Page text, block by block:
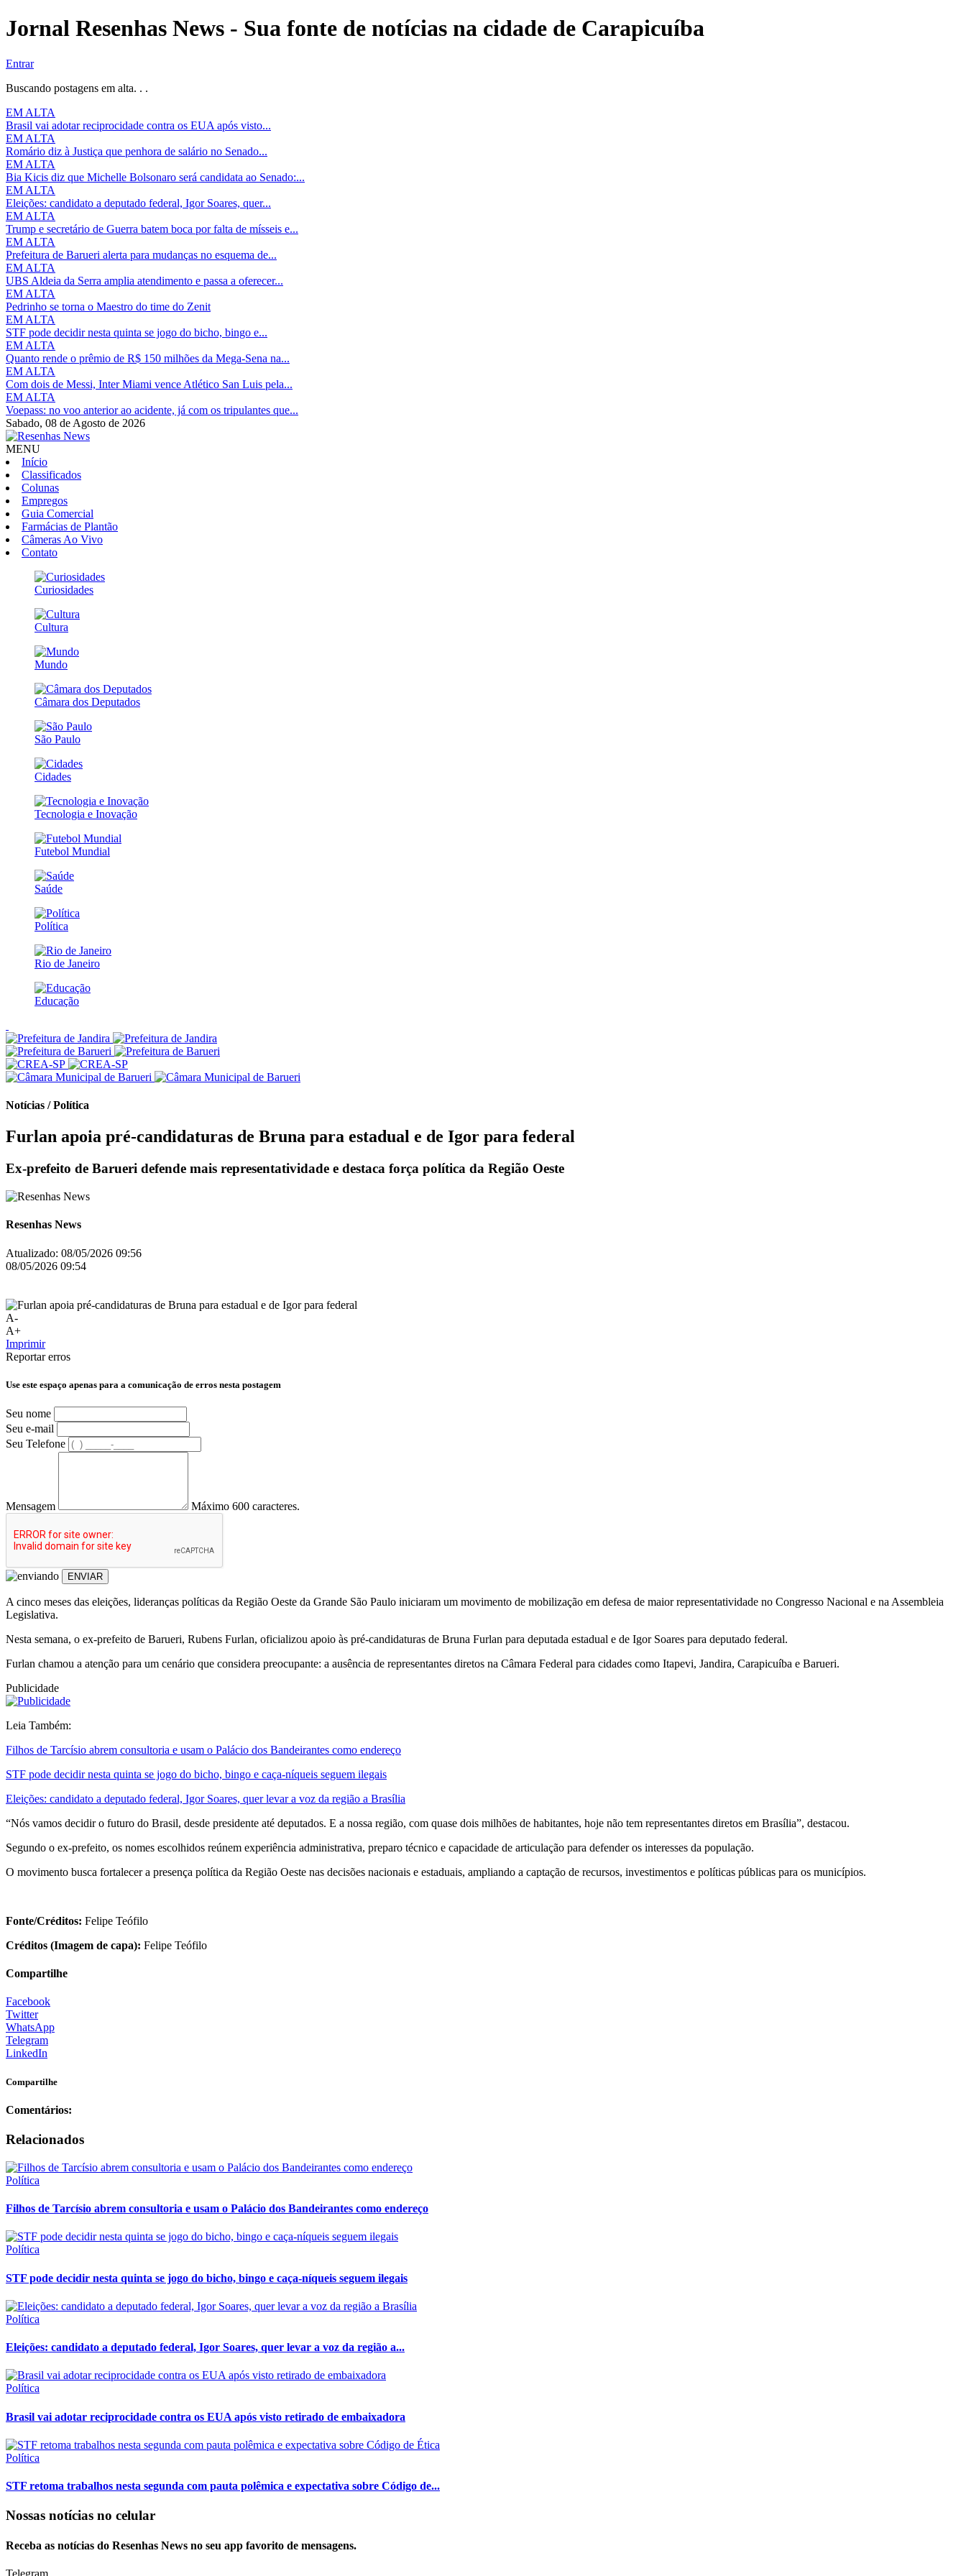
Jornal Resenhas News - Sua fonte de notícias na cidade de Carapicuíba
Entrar
Buscando postagens em alta. . .
EM ALTA
Brasil vai adotar reciprocidade contra os EUA após visto...
EM ALTA
Romário diz à Justiça que penhora de salário no Senado...
EM ALTA
Bia Kicis diz que Michelle Bolsonaro será candidata ao Senado:...
EM ALTA
Eleições: candidato a deputado federal, Igor Soares, quer...
EM ALTA
Trump e secretário de Guerra batem boca por falta de mísseis e...
EM ALTA
Prefeitura de Barueri alerta para mudanças no esquema de...
EM ALTA
UBS Aldeia da Serra amplia atendimento e passa a oferecer...
EM ALTA
Pedrinho se torna o Maestro do time do Zenit
EM ALTA
STF pode decidir nesta quinta se jogo do bicho, bingo e...
EM ALTA
Quanto rende o prêmio de R$ 150 milhões da Mega-Sena na...
EM ALTA
Com dois de Messi, Inter Miami vence Atlético San Luis pela...
EM ALTA
Voepass: no voo anterior ao acidente, já com os tripulantes que...
Sabado, 08 de Agosto de 2026
MENU
Início
Classificados
Colunas
Empregos
Guia Comercial
Farmácias de Plantão
Câmeras Ao Vivo
Contato
Curiosidades
Cultura
Mundo
Câmara dos Deputados
São Paulo
Cidades
Tecnologia e Inovação
Futebol Mundial
Saúde
Política
Rio de Janeiro
Educação
Notícias / Política
Furlan apoia pré-candidaturas de Bruna para estadual e de Igor para federal
Ex-prefeito de Barueri defende mais representatividade e destaca força política da Região Oeste
Resenhas News
Atualizado: 08/05/2026 09:56
08/05/2026 09:54
A-
A+
Imprimir
Reportar erros
Use este espaço apenas para a comunicação de erros nesta postagem
Seu nome
Seu e-mail
Seu Telefone
Mensagem Máximo 600 caracteres.
ENVIAR
A cinco meses das eleições, lideranças políticas da Região Oeste da Grande São Paulo iniciaram um movimento de mobilização em defesa de maior representatividade no Congresso Nacional e na Assembleia
Legislativa.
Nesta semana, o ex-prefeito de Barueri, Rubens Furlan, oficializou apoio às pré-candidaturas de Bruna Furlan para deputada estadual e de Igor Soares para deputado federal.
Furlan chamou a atenção para um cenário que considera preocupante: a ausência de representantes diretos na Câmara Federal para cidades como Itapevi, Jandira, Carapicuíba e Barueri.
Publicidade
Leia Também:
Filhos de Tarcísio abrem consultoria e usam o Palácio dos Bandeirantes como endereço
STF pode decidir nesta quinta se jogo do bicho, bingo e caça-níqueis seguem ilegais
Eleições: candidato a deputado federal, Igor Soares, quer levar a voz da região a Brasília
“Nós vamos decidir o futuro do Brasil, desde presidente até deputados. E a nossa região, com quase dois milhões de habitantes, hoje não tem representantes diretos em Brasília”, destacou.
Segundo o ex-prefeito, os nomes escolhidos reúnem experiência administrativa, preparo técnico e capacidade de articulação para defender os interesses da população.
O movimento busca fortalecer a presença política da Região Oeste nas decisões nacionais e estaduais, ampliando a captação de recursos, investimentos e políticas públicas para os municípios.
Fonte/Créditos: Felipe Teófilo
Créditos (Imagem de capa): Felipe Teófilo
Compartilhe
Facebook
Twitter
WhatsApp
Telegram
LinkedIn
Compartilhe
Comentários:
Relacionados
Política
Filhos de Tarcísio abrem consultoria e usam o Palácio dos Bandeirantes como endereço
Política
STF pode decidir nesta quinta se jogo do bicho, bingo e caça-níqueis seguem ilegais
Política
Eleições: candidato a deputado federal, Igor Soares, quer levar a voz da região a...
Política
Brasil vai adotar reciprocidade contra os EUA após visto retirado de embaixadora
Política
STF retoma trabalhos nesta segunda com pauta polêmica e expectativa sobre Código de...
Nossas notícias no celular
Receba as notícias do Resenhas News no seu app favorito de mensagens.
Telegram